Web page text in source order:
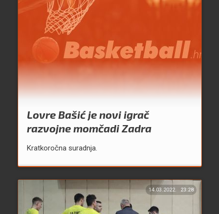
Lovre Bašić je novi igrač
razvojne momčadi Zadra
Kratkoročna suradnja.
14.03.2022. 23:28